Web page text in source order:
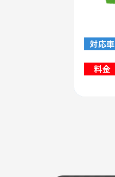
対応車
料金